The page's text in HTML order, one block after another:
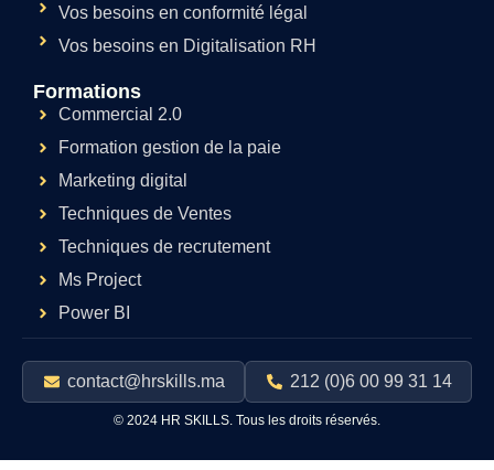
Vos besoins en conformité légal
Vos besoins en Digitalisation RH
Formations
Commercial 2.0
Formation gestion de la paie
Marketing digital
Techniques de Ventes
Techniques de recrutement
Ms Project
Power BI
contact@hrskills.ma 212 (0)6 00 99 31 14
© 2024 HR SKILLS. Tous les droits réservés.